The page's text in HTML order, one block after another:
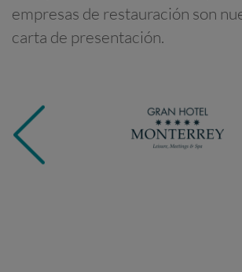
empresas de restauración son
carta de presentación.